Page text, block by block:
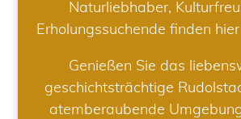
Naturliebhaber,
Erholungssuchende finden
Genießen Sie das
geschichtsträchtige
atemberaubende